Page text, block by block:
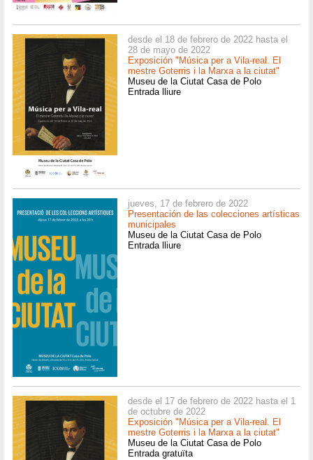
desde el 18 de febrero de 2022 hasta el
28 de mayo de 2022
Exposición "Música per a Vila-real. El
mestre Goterris i la Marxa a la ciutat"
Museu de la Ciutat Casa de Polo
Entrada lliure
jueves, 17 de febrero de 2022
Presentación de las colecciones artísticas
municipales
Museu de la Ciutat Casa de Polo
Entrada lliure
desde el 17 de febrero de 2022 hasta el 1
de octubre de 2022
Exposición "Música per a Vila-real. El
mestre Goterris i la Marxa a la ciutat"
Museu de la Ciutat Casa de Polo
Entrada gratuïta